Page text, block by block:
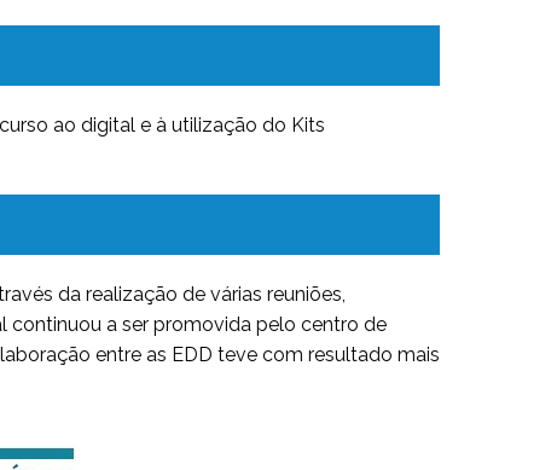
ao digital e à utilização do Kits
da realização de várias reuniões,
continuou a ser promovida pelo centro de
entre as EDD teve com resultado mais